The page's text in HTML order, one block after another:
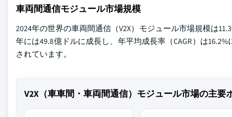
車両間通信モジュール市場規模
2024年の世界の車両間通信（V2X）モジュール市場規模は
年には49.8億ドルに成長し、年平均成長率（CAGR）は
されています。
V2X（車車間・車両間通信）モジュール市場の主要